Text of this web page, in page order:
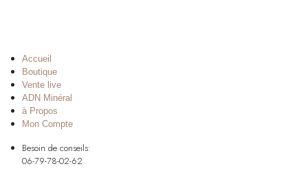
Accueil
Boutique
Vente live
ADN Minéral
à Propos
Mon Compte
Besoin de conseils:
06-79-78-02-62